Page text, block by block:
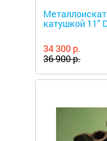
катушкой 11"
34 300 р.
36 900 р.